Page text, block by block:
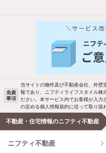
他の人はこんな条件で絞り込ん
バス・トイレ別
駐車場あり
洗濯機置場あり
エアコンあり
温水洗浄便座
免責
事項
当サイトの物件及び不動産会社、外壁
報であり、ニフティライフスタイル株
ださい。本サービス内でお客様が入力
の定める個人情報規約に従って取り扱
不動産・住宅情報のニフティ不動産
ニフティ不動産